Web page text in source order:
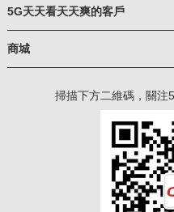
5G天天看天天爽的客戶
商城
掃描下方二維碼，